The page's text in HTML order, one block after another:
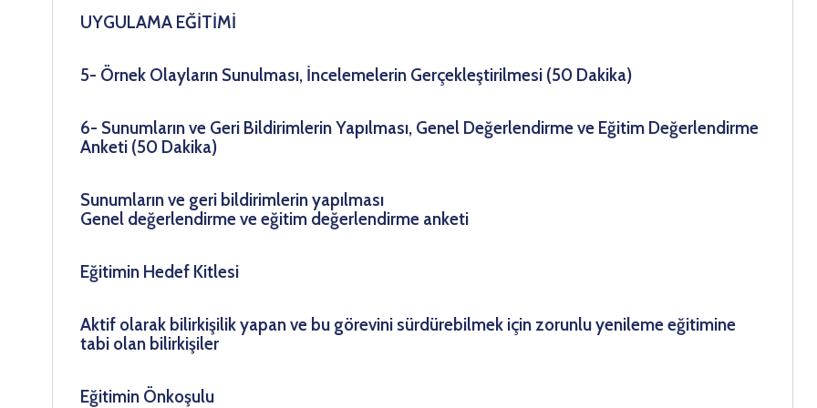
UYGULAMA EĞİTİMİ
5- Örnek Olayların Sunulması, İncelemelerin Gerçekleştirilmesi (50 Dakika)
6- Sunumların ve Geri Bildirimlerin Yapılması, Genel Değerlendirme ve Eğitim Değerlendirme
Anketi (50 Dakika)
Sunumların ve geri bildirimlerin yapılması
Genel değerlendirme ve eğitim değerlendirme anketi
Eğitimin Hedef Kitlesi
Aktif olarak bilirkişilik yapan ve bu görevini sürdürebilmek için zorunlu yenileme eğitimine
tabi olan bilirkişiler
Eğitimin Önkoşulu